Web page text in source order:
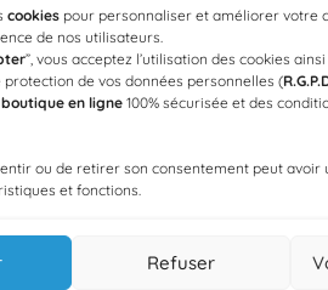
cookies pour personnaliser et améliorer votre
de nos utilisateurs.
”, vous acceptez l’utilisation des cookies
de vos données personnelles (
boutique en ligne 100% sécurisée et des
ou de retirer son consentement peut
et fonctions.
Refuser